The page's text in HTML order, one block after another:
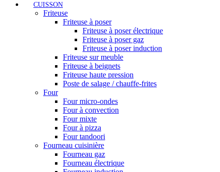
CUISSON
Friteuse
Friteuse à poser
Friteuse à poser électrique
Friteuse à poser gaz
Friteuse à poser induction
Friteuse sur meuble
Friteuse à beignets
Friteuse haute pression
Poste de salage / chauffe-frites
Four
Four micro-ondes
Four à convection
Four mixte
Four à pizza
Four tandoori
Fourneau cuisinière
Fourneau gaz
Fourneau électrique